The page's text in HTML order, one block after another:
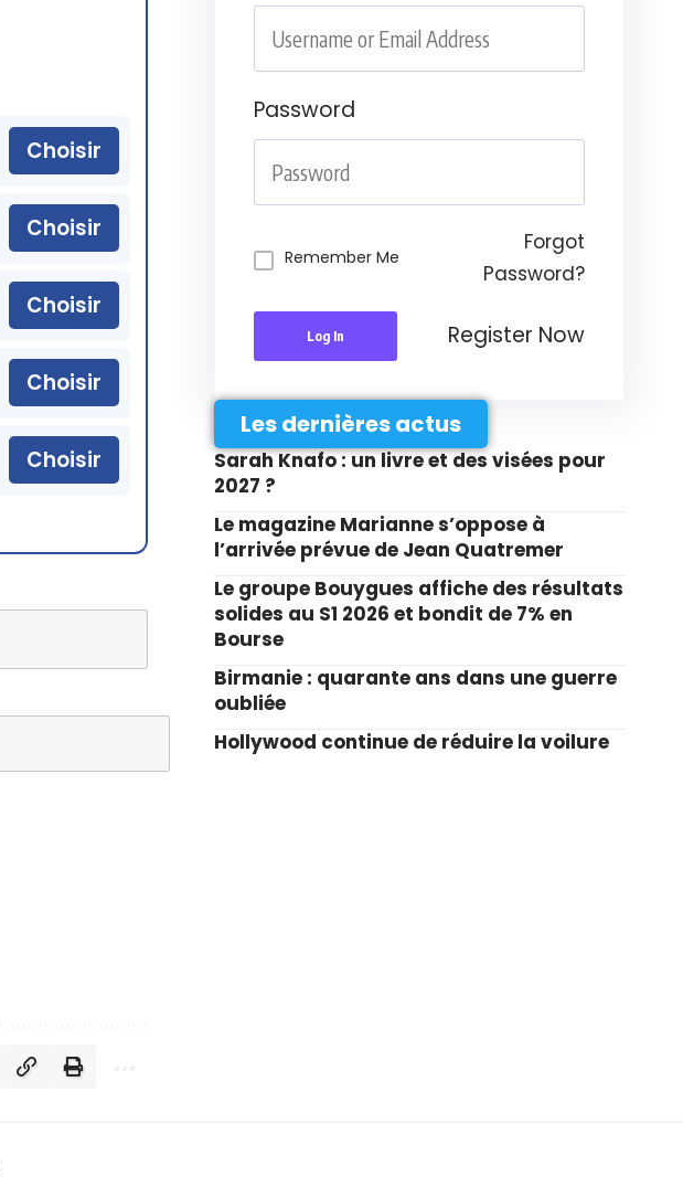
Choisir
Choisir
Choisir
Choisir
Choisir
Password
Remember Me
Forgot
Password?
Log In Register Now
Les dernières actus
Sarah Knafo : un livre et des visées pour
2027 ?
Le magazine Marianne s’oppose à
l’arrivée prévue de Jean Quatremer
Le groupe Bouygues affiche des résultats
solides au S1 2026 et bondit de 7% en
Bourse
Birmanie : quarante ans dans une guerre
oubliée
Hollywood continue de réduire la voilure